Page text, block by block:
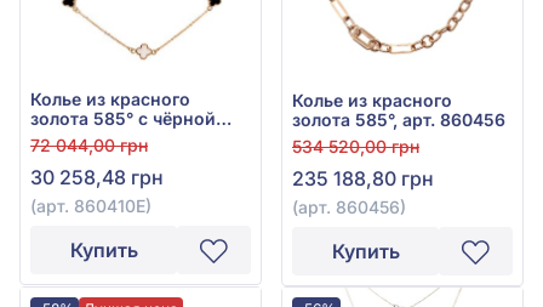
Колье из красного
золота 585° с чёрной
эмалью, арт. 860410Е
72 044,00 грн
30 258,48 грн
(арт. 860410Е)
Купить
Колье из красного
золота 585°, арт. 860456
534 520,00 грн
235 188,80 грн
(арт. 860456)
Купить